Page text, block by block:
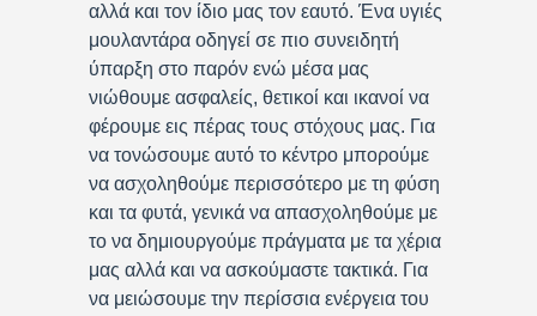
αλλά και τον ίδιο μας τον εαυτό. Ένα υγιές
μουλαντάρα οδηγεί σε πιο συνειδητή
ύπαρξη στο παρόν ενώ μέσα μας
νιώθουμε ασφαλείς, θετικοί και ικανοί να
φέρουμε εις πέρας τους στόχους μας. Για
να τονώσουμε αυτό το κέντρο μπορούμε
να ασχοληθούμε περισσότερο με τη φύση
και τα φυτά, γενικά να απασχοληθούμε με
το να δημιουργούμε πράγματα με τα χέρια
μας αλλά και να ασκούμαστε τακτικά. Για
να μειώσουμε την περίσσια ενέργεια του